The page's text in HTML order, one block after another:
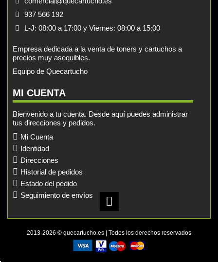
937 566 192
L-J: 08:00 a 17:00 y Viernes: 08:00 a 15:00
Empresa dedicada a la venta de toners y cartuchos a
precios muy asequibles.
Equipo de Quecartucho
MI CUENTA
Bienvenido a tu cuenta. Desde aquí puedes administrar
tus direcciones y pedidos.
Mi Cuenta
Identidad
Direcciones
Historial de pedidos
Estado del pedido
Seguimiento de envíos
2013-2026 © quecartucho.es | Todos los derechos reservados